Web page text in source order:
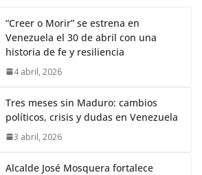
“Creer o Morir” se estrena en
Venezuela el 30 de abril con una
historia de fe y resiliencia
4 abril, 2026
Tres meses sin Maduro: cambios
políticos, crisis y dudas en Venezuela
3 abril, 2026
Alcalde José Mosquera fortalece